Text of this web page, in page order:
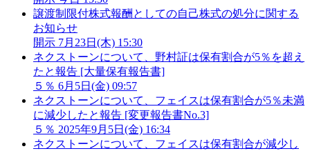
譲渡制限付株式報酬としての自己株式の処分に関する
お知らせ
開示 7月23日(木) 15:30
ネクストーンについて、野村証は保有割合が5％を超え
たと報告 [大量保有報告書]
５％ 6月5日(金) 09:57
ネクストーンについて、フェイスは保有割合が5％未満
に減少したと報告 [変更報告書No.3]
５％ 2025年9月5日(金) 16:34
ネクストーンについて、フェイスは保有割合が減少し